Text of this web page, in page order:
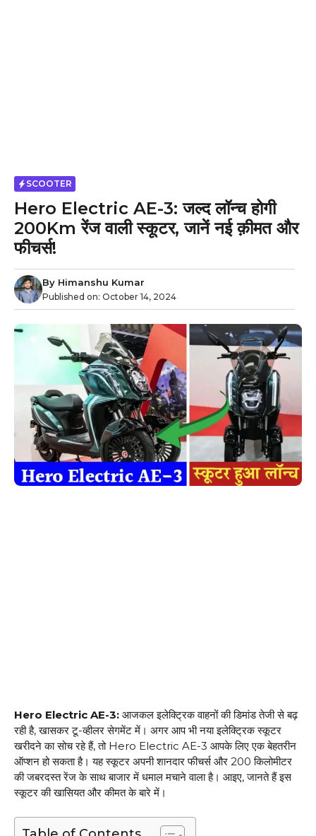
SCOOTER
Hero Electric AE-3: जल्द लॉन्च होगी
200Km रेंज वाली स्कूटर, जानें नई क़ीमत और
फीचर्स!
By Himanshu Kumar
Published on: October 14, 2024
Hero Electric AE-3: आजकल इलेक्ट्रिक वाहनों की डिमांड तेजी से बढ़
रही है, खासकर टू-व्हीलर सेगमेंट में। अगर आप भी नया इलेक्ट्रिक स्कूटर
खरीदने का सोच रहे हैं, तो Hero Electric AE-3 आपके लिए एक बेहतरीन
ऑप्शन हो सकता है। यह स्कूटर अपनी शानदार फीचर्स और 200 किलोमीटर
की जबरदस्त रेंज के साथ बाजार में धमाल मचाने वाला है। आइए, जानते हैं इस
स्कूटर की खासियत और कीमत के बारे में।